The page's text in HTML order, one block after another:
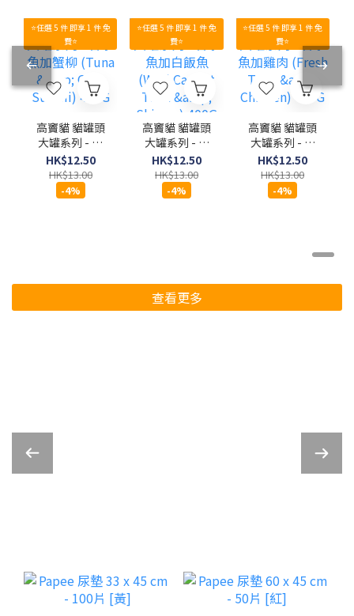
⭐任選 5 件 即享 1 件 免
費⭐
高竇貓 貓罐頭
大罐系列 - 吞
拿魚加蟹柳
(Tuna & Crab
Surimi) 400G
HK$12.50
HK$13.00
-4%
⭐任選 5 件 即享 1 件 免
費⭐
高竇貓 貓罐頭
大罐系列 - 吞
拿魚加白飯魚
(Wild Caught
Tuna &
Shirasu)
HK$12.50
HK$13.00
-4%
⭐任選 5 件 即享 1 件 免
費⭐
高竇貓 貓罐頭
大罐系列 - 吞
拿魚加雞肉
(Fresh Tuna
& Chicken)
400G
HK$12.50
HK$13.00
-4%
查看更多